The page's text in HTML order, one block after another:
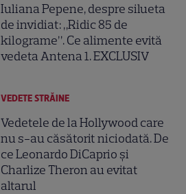
Iuliana Pepene, despre silueta
de invidiat: „Ridic 85 de
kilograme”. Ce alimente evită
vedeta Antena 1. EXCLUSIV
VEDETE STRĂINE
Vedetele de la Hollywood care
nu s-au căsătorit niciodată. De
ce Leonardo DiCaprio și
Charlize Theron au evitat
altarul